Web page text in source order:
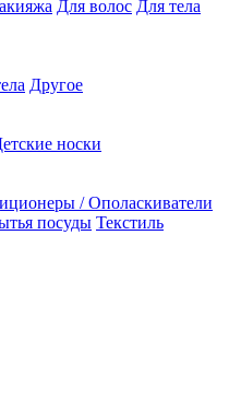
Для волос Для тела
Другое
носки
/ Ополаскиватели
посуды Текстиль